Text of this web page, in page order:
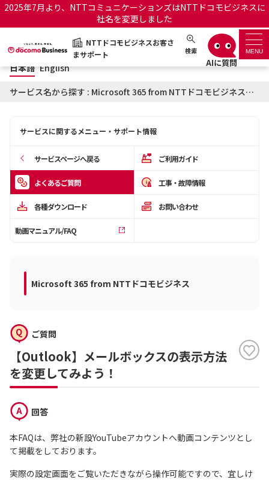
2025年7月より、NTTコミュニケーションズはNTTドコモビジネスに
社名を変更しました
NTTドコモビジネスお客さ
まサポート
検索 MENU
NTTドコモビジネスお客さまサポート 日本語 English
サポートトップ
お知らせ サポートサイトの使い方
OCNのお客さまはこちら
工事・故障情報通知サー
日本語 English
サービス名から探す : Microsoft 365 from NTTドコモビジネスに関するよくあるご質問
サービスに関するメニュー・サポート情報
サービスページへ戻る ご利用ガイド
よくあるご質問 工事・故障情報
各種ダウンロード お問い合わせ
動画マニュアル/FAQ
Microsoft 365 from NTTドコモビジネス
ご質問
【Outlook】メールボックスの表示方法
を変更してみよう！
回答
本FAQは、弊社の新設YouTubeアカウントへ動画コンテンツとし
て掲載をしております。
実際の設定画面をご覧いただきながら操作可能ですので、宜しけ